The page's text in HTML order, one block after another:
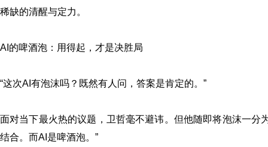
稀缺的清醒与定力。
AI的啤酒泡：用得起，才是决胜局
“这次AI有泡沫吗？既然有人问，答案是肯定的。”
面对当下最火热的议题，卫哲毫不避讳。但他随即将泡沫一分
结合。而AI是啤酒泡。”